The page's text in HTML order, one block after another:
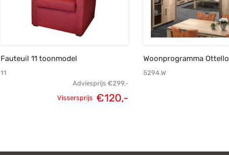
Fauteuil 11 toonmodel
11
Adviesprijs €299,-
Vissersprijs €120,-
Woonprogramma Ottello
5294.W